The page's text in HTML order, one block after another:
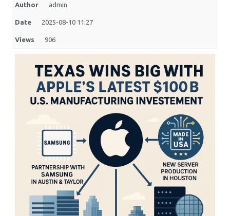
Author admin
Date 2025-08-10 11:27
Views 906